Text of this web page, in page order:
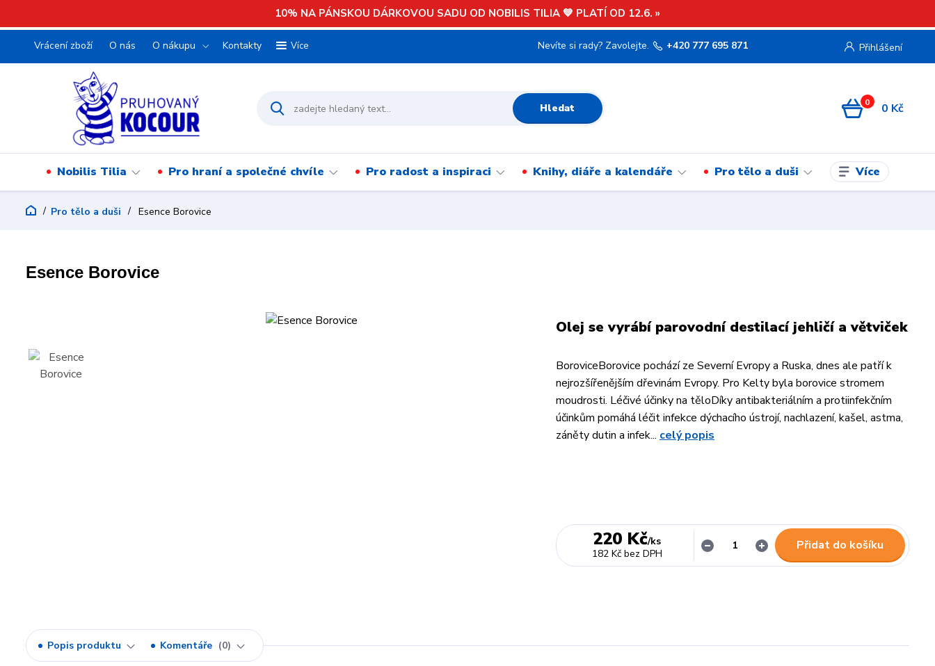
10% NA PÁNSKOU DÁRKOVOU SADU OD NOBILIS TILIA 💙 PLATÍ OD 12.6. »
Vrácení zboží O nás O nákupu Kontakty Více Přihlášení
Hledat
Nevíte si rady? Zavolejte. +420 777 695 871
0 0 Kč
Nobilis Tilia Pro hraní a společné chvíle Pro radost a inspiraci Knihy, diáře a kalendáře Pro tělo a duši Více
Pro tělo a duši Esence Borovice
Esence Borovice
Olej se vyrábí parovodní destilací jehličí a větviček
BoroviceBorovice pochází ze Severní Evropy a Ruska, dnes ale patří k
nejrozšířenějším dřevinám Evropy. Pro Kelty byla borovice stromem
moudrosti. Léčivé účinky na těloDíky antibakteriálním a protiinfekčním
účinkům pomáhá léčit infekce dýchacího ústrojí, nachlazení, kašel, astma,
záněty dutin a infek... celý popis
220 Kč/ks
182 Kč bez DPH
Přidat do košíku
Popis produktu Komentáře 0